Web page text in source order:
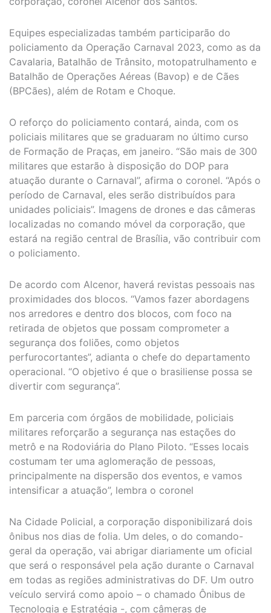
Equipes especializadas também participarão do
policiamento da Operação Carnaval 2023, como as da
Cavalaria, Batalhão de Trânsito, motopatrulhamento e
Batalhão de Operações Aéreas (Bavop) e de Cães
(BPCães), além de Rotam e Choque.
O reforço do policiamento contará, ainda, com os
policiais militares que se graduaram no último curso
de Formação de Praças, em janeiro. “São mais de 300
militares que estarão à disposição do DOP para
atuação durante o Carnaval”, afirma o coronel. “Após o
período de Carnaval, eles serão distribuídos para
unidades policiais”. Imagens de drones e das câmeras
localizadas no comando móvel da corporação, que
estará na região central de Brasília, vão contribuir com
o policiamento.
De acordo com Alcenor, haverá revistas pessoais nas
proximidades dos blocos. “Vamos fazer abordagens
nos arredores e dentro dos blocos, com foco na
retirada de objetos que possam comprometer a
segurança dos foliões, como objetos
perfurocortantes”, adianta o chefe do departamento
operacional. “O objetivo é que o brasiliense possa se
divertir com segurança”.
Em parceria com órgãos de mobilidade, policiais
militares reforçarão a segurança nas estações do
metrô e na Rodoviária do Plano Piloto. “Esses locais
costumam ter uma aglomeração de pessoas,
principalmente na dispersão dos eventos, e vamos
intensificar a atuação”, lembra o coronel
Na Cidade Policial, a corporação disponibilizará dois
ônibus nos dias de folia. Um deles, o do comando-
geral da operação, vai abrigar diariamente um oficial
que será o responsável pela ação durante o Carnaval
em todas as regiões administrativas do DF. Um outro
veículo servirá como apoio – o chamado Ônibus de
Tecnologia e Estratégia -, com câmeras de